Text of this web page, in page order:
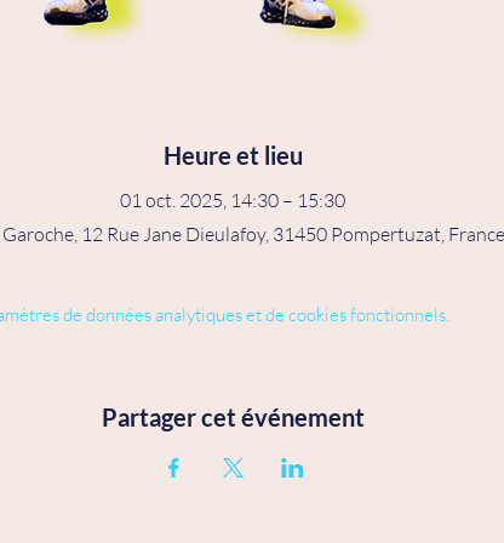
Heure et lieu
01 oct. 2025, 14:30 – 15:30
Garoche, 12 Rue Jane Dieulafoy, 31450 Pompertuzat, France
de données analytiques et de cookies fonctionnels.
Partager cet événement